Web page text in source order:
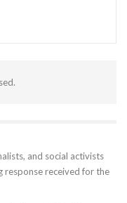
and social activists
response received for the